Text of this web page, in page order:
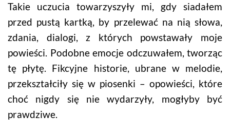
Takie uczucia towarzyszyły mi, gdy siadałem
przed pustą kartką, by przelewać na nią słowa,
zdania, dialogi, z których powstawały moje
powieści. Podobne emocje odczuwałem, tworząc
tę płytę. Fikcyjne historie, ubrane w melodie,
przekształciły się w piosenki – opowieści, które
choć nigdy się nie wydarzyły, mogłyby być
prawdziwe.